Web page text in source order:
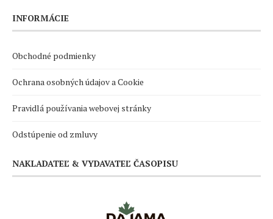
INFORMÁCIE
Obchodné podmienky
Ochrana osobných údajov a Cookie
Pravidlá používania webovej stránky
Odstúpenie od zmluvy
NAKLADATEĽ & VYDAVATEĽ ČASOPISU